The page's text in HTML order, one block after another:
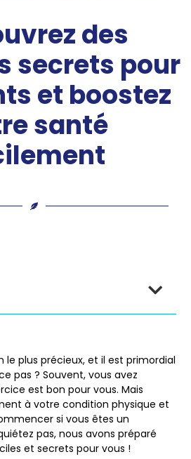
des
secrets pour
et boostez
santé
le plus précieux, et il est primordial
pas ? Souvent, vous avez
est bon pour vous. Mais
à votre condition physique et
si vous êtes un
pas, nous avons préparé
et secrets pour vous !